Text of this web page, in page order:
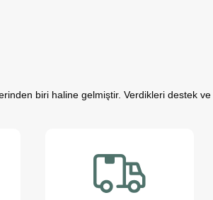
biri haline gelmiştir. Verdikleri destek
bu değerli katkıların farkındayız ve onlara